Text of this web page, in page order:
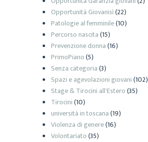
Opportunità Giovanisì(22)
Patologie al femminile(10)
Percorso nascita(15)
Prevenzione donna(16)
PrimoPiano(5)
Senza categoria(3)
Spazi e agevolazioni giovani(102)
Stage & Tirocini all'Estero(35)
Tirocini(10)
università in toscana(19)
Violenza di genere(16)
Volontariato(35)